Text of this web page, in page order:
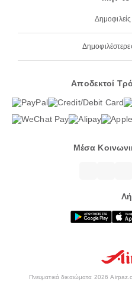
Δημοφιλείς
Αποδεκτοί
Μέσα
Πνευματικά δικαιώματα 2026